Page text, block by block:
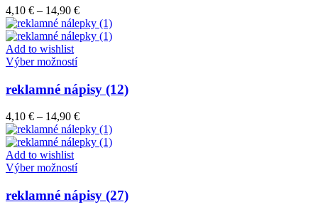
variantov.
Možnosti
si
môžete
vybrať
na
stránke
produktu.
4,10 € – 14,90 €Price
range:
4,10 €
Add to wishlist
Výber možnostíTento
má
viacero
variantov.
Možnosti
si
môžete
vybrať
na
stránke
produktu.
reklamné nápisy (12)
4,10 € – 14,90 €Price
range:
4,10 €
Add to wishlist
Výber možnostíTento
má
reklamné nápisy (27)